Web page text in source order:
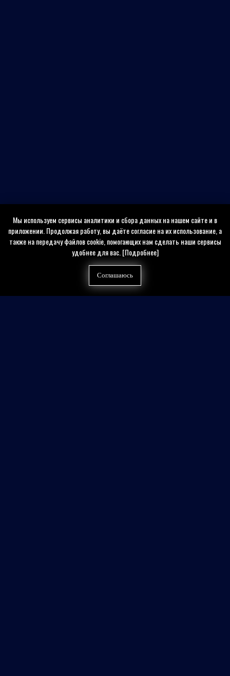
Мы используем сервисы аналитики и сбора данных на нашем сайте и в
приложении. Продолжая работу, вы даёте согласие на их использование, а
также на передачу файлов cookie, помогающих нам сделать наши сервисы
удобнее для вас.[Подробнее]
Соглашаюсь